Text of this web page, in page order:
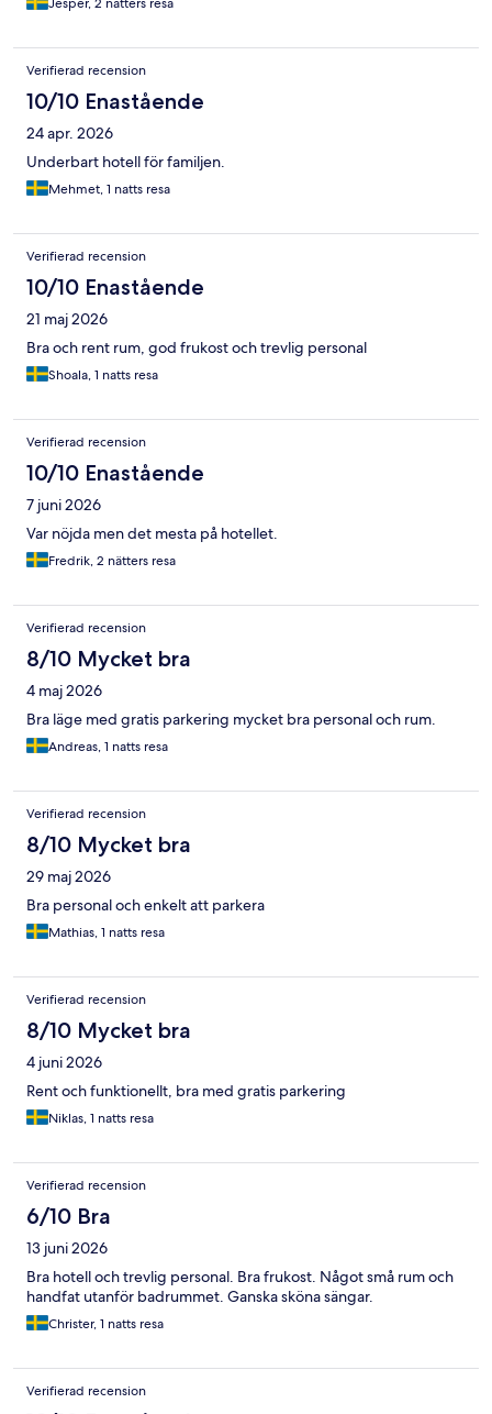
Jesper, 2 nätters resa
Verifierad recension
10/10 Enastående
24 apr. 2026
Underbart hotell för familjen.
Mehmet, 1 natts resa
Verifierad recension
10/10 Enastående
21 maj 2026
Bra och rent rum, god frukost och trevlig personal
Shoala, 1 natts resa
Verifierad recension
10/10 Enastående
7 juni 2026
Var nöjda men det mesta på hotellet.
Fredrik, 2 nätters resa
Verifierad recension
8/10 Mycket bra
4 maj 2026
Bra läge med gratis parkering mycket bra personal och rum.
Andreas, 1 natts resa
Verifierad recension
8/10 Mycket bra
29 maj 2026
Bra personal och enkelt att parkera
Mathias, 1 natts resa
Verifierad recension
8/10 Mycket bra
4 juni 2026
Rent och funktionellt, bra med gratis parkering
Niklas, 1 natts resa
Verifierad recension
6/10 Bra
13 juni 2026
Bra hotell och trevlig personal. Bra frukost. Något små rum och
handfat utanför badrummet. Ganska sköna sängar.
Christer, 1 natts resa
Verifierad recension